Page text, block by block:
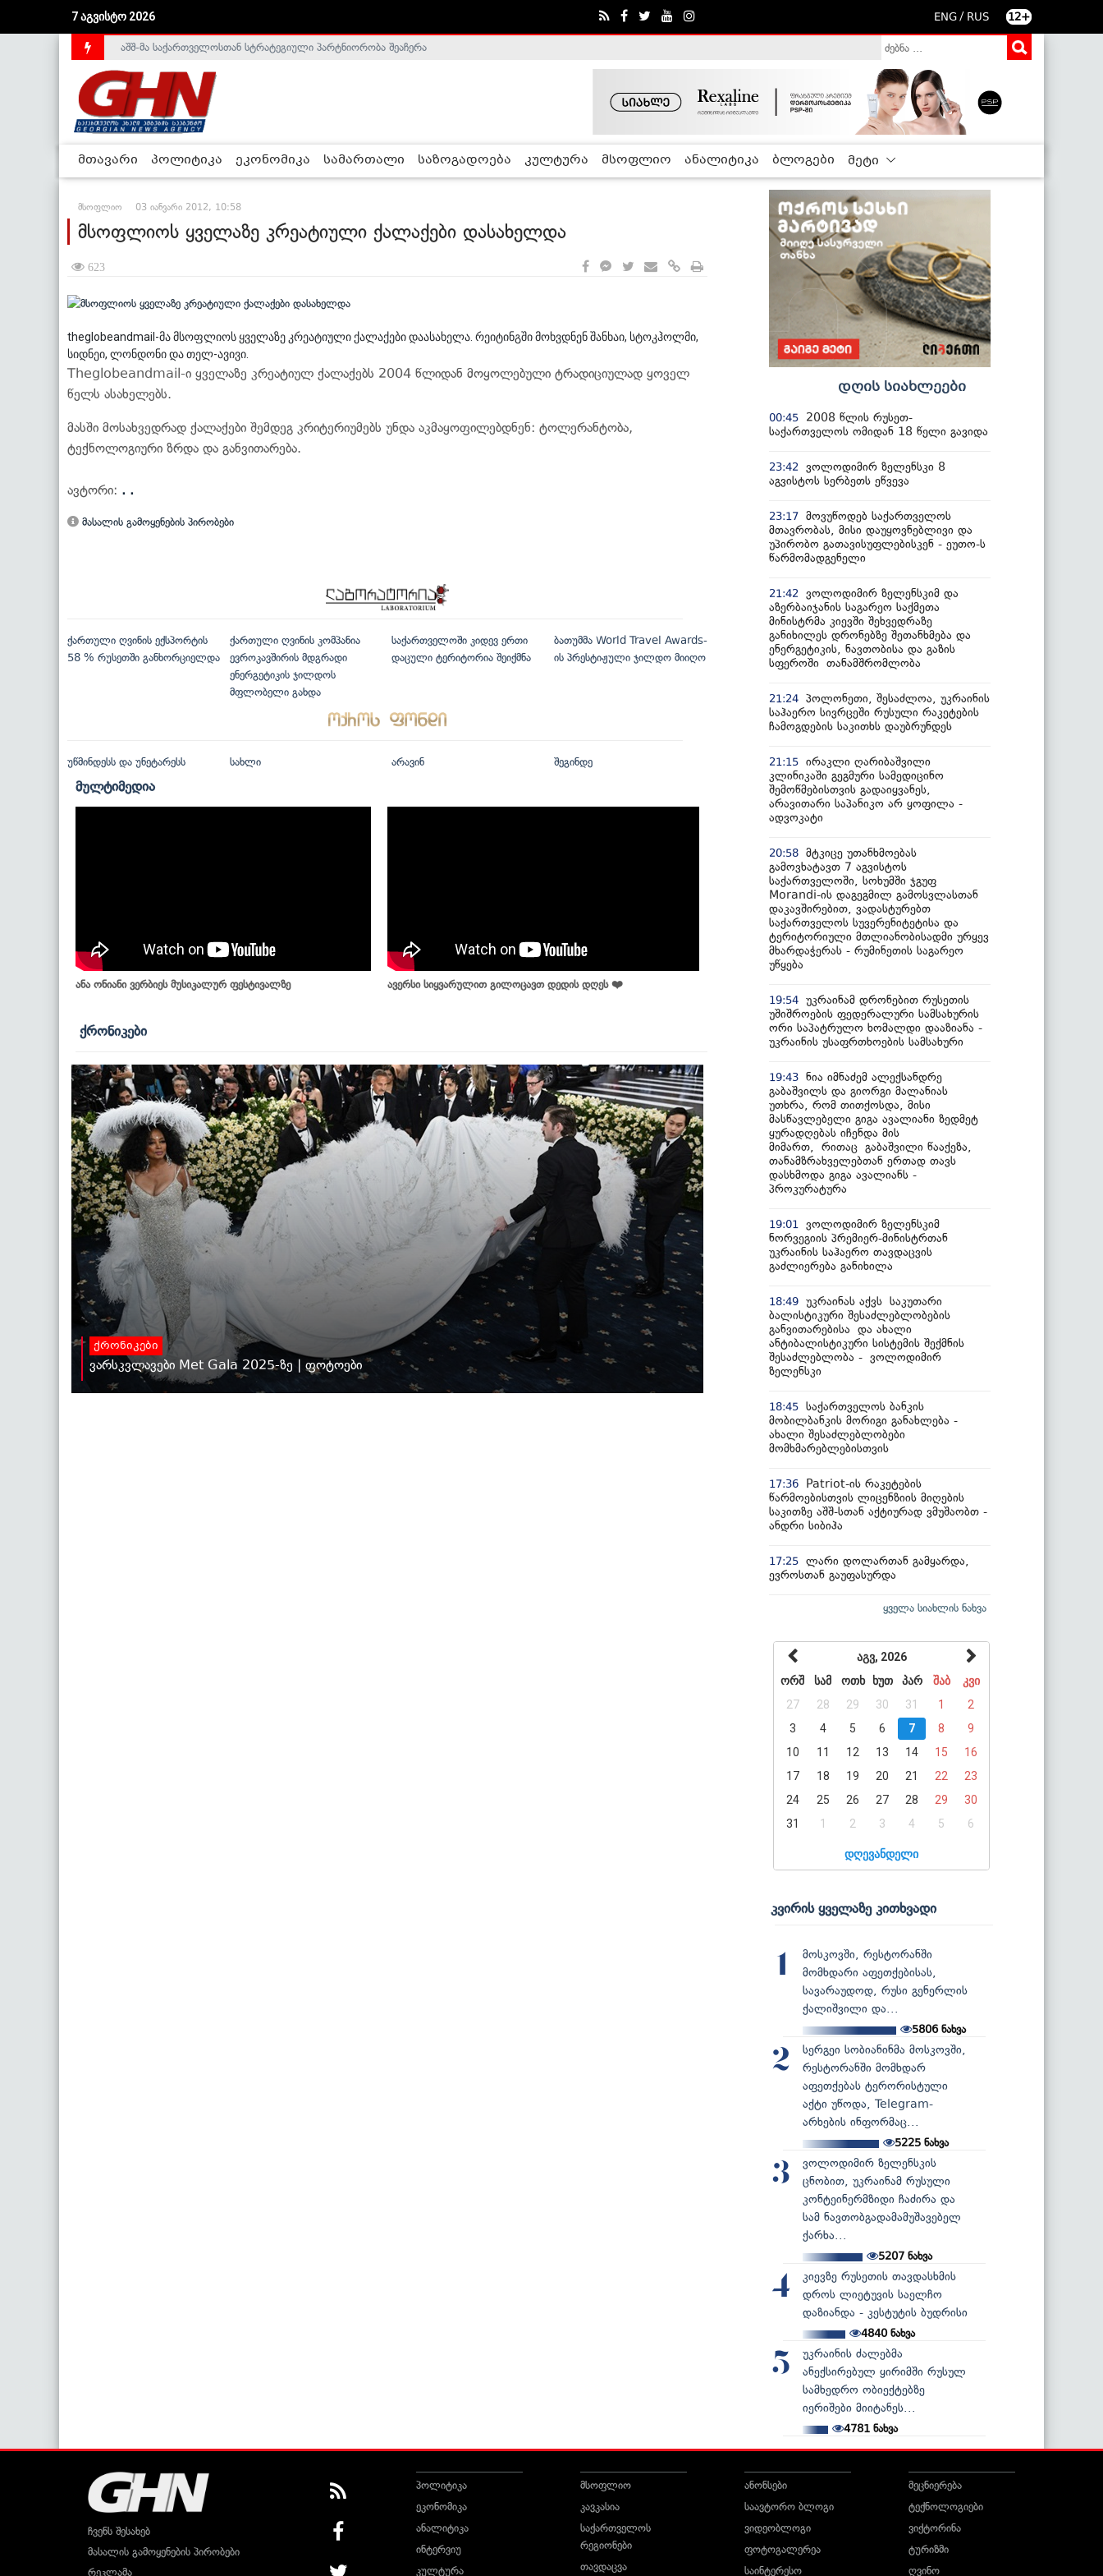
7 აგვისტო 2026 ENG / RUS 12+
საქართველოს დე-ფაქტო მთავრობა არალეგიტიმურია - ჰელსინკის კომისია
აშშ-მა საქართველოსთან სტრატეგიული პარტნიორობა შეაჩერა
მთავარი პოლიტიკა ეკონომიკა სამართალი საზოგადოება კულტურა მსოფლიო ანალიტიკა ბლოგები მეტი
მსოფლიო 03 იანვარი 2012, 10:58
მსოფლიოს ყველაზე კრეატიული ქალაქები დასახელდა
623
theglobeandmail-მა მსოფლიოს ყველაზე კრეატიული ქალაქები დაასახელა. რეიტინგში მოხვდნენ შანხაი, სტოკჰოლმი,
სიდნეი, ლონდონი და თელ-ავივი.
Theglobeandmail-ი ყველაზე კრეატიულ ქალაქებს 2004 წლიდან მოყოლებული ტრადიციულად ყოველ
წელს ასახელებს.
მასში მოსახვედრად ქალაქები შემდეგ კრიტერიუმებს უნდა აკმაყოფილებდნენ: ტოლერანტობა,
ტექნოლოგიური ზრდა და განვითარება.
ავტორი: . .
მასალის გამოყენების პირობები
ქართული ღვინის ექსპორტის
58 % რუსეთში განხორციელდა
ქართული ღვინის კომპანია
ევროკავშირის მდგრადი
ენერგეტიკის ჯილდოს
მფლობელი გახდა
საქართველოში კიდევ ერთი
დაცული ტერიტორია შეიქმნა
ბათუმმა World Travel Awards-
ის პრესტიჟული ჯილდო მიიღო
უწმინდესს და უნეტარესს სახლი არავინ შეგინდე
მულტიმედია
ანა ონიანი ვერბიეს მუსიკალურ ფესტივალზე ავერსი სიყვარულით გილოცავთ დედის დღეს ❤️
ქრონიკები
ქრონიკები
ვარსკვლავები Met Gala 2025-ზე | ფოტოები
დღის სიახლეები
00:45
2008 წლის რუსეთ-
საქართველოს ომიდან 18 წელი გავიდა
23:42
ვოლოდიმირ ზელენსკი 8
აგვისტოს სერბეთს ეწვევა
23:17 მოვუწოდებ საქართველოს
მთავრობას, მისი დაუყოვნებლივი და
უპირობო გათავისუფლებისკენ - ეუთო-ს
წარმომადგენელი
21:42
ვოლოდიმირ ზელენსკიმ და
აზერბაიჯანის საგარეო საქმეთა
მინისტრმა კიევში შეხვედრაზე
განიხილეს დრონებზე შეთანხმება და
ენერგეტიკის, ნავთობისა და გაზის
სფეროში თანამშრომლობა
21:24 პოლონეთი, შესაძლოა, უკრაინის
საჰაერო სივრცეში რუსული რაკეტების
ჩამოგდების საკითხს დაუბრუნდეს
21:15 ირაკლი ღარიბაშვილი
კლინიკაში გეგმური სამედიცინო
შემოწმებისთვის გადაიყვანეს,
არავითარი საპანიკო არ ყოფილა -
ადვოკატი
20:58 მტკიცე უთანხმოებას
გამოვხატავთ 7 აგვისტოს
საქართველოში, სოხუმში ჯგუფ
Morandi-ის დაგეგმილ გამოსვლასთან
დაკავშირებით, ვადასტურებთ
საქართველოს სუვერენიტეტისა და
ტერიტორიული მთლიანობისადმი ურყევ
მხარდაჭერას - რუმინეთის საგარეო
უწყება
19:54 უკრაინამ დრონებით რუსეთის
უშიშროების ფედერალური სამსახურის
ორი საპატრულო ხომალდი დააზიანა -
უკრაინის უსაფრთხოების სამსახური
19:43 ნია იმნაძემ ალექსანდრე
გაბაშვილს და გიორგი მალანიას
უთხრა, რომ თითქოსდა, მისი
მასწავლებელი გიგა ავალიანი ზედმეტ
ყურადღებას იჩენდა მის
მიმართ, რითაც გაბაშვილი წააქეზა,
თანამზრახველებთან ერთად თავს
დასხმოდა გიგა ავალიანს -
პროკურატურა
19:01
ვოლოდიმირ ზელენსკიმ
ნორვეგიის პრემიერ-მინისტრთან
უკრაინის საჰაერო თავდაცვის
გაძლიერება განიხილა
18:49 უკრაინას აქვს საკუთარი
ბალისტიკური შესაძლებლობების
განვითარებისა და ახალი
ანტიბალისტიკური სისტემის შექმნის
შესაძლებლობა - ვოლოდიმირ
ზელენსკი
18:45 საქართველოს ბანკის
მობილბანკის მორიგი განახლება -
ახალი შესაძლებლობები
მომხმარებლებისთვის
17:36
Patriot-ის რაკეტების
წარმოებისთვის ლიცენზიის მიღების
საკითზე აშშ-სთან აქტიურად ვმუშაობთ -
ანდრი სიბიჰა
17:25 ლარი დოლართან გამყარდა,
ევროსთან გაუფასურდა
ყველა სიახლის ნახვა
აგვ, 2026
ორშ
სამ ოთხ ხუთ პარ შაბ
კვი
27
28 29 30 31 1
2
3
4 5 6 7 8
9
10
11 12 13 14 15
16
17
18 19 20 21 22
23
24
25 26 27 28 29
30
31
1 2 3 4 5 6
დღევანდელი
კვირის ყველაზე კითხვადი
1
მოსკოვში, რესტორანში
მომხდარი აფეთქებისას,
სავარაუდოდ, რუსი გენერლის
ქალიშვილი და...
5806ნახვა
2
სერგეი სობიანინმა მოსკოვში,
რესტორანში მომხდარ
აფეთქებას ტერორისტული
აქტი უწოდა, Telegram-
არხების ინფორმაც...
5225 ნახვა
3
ვოლოდიმირ ზელენსკის
ცნობით, უკრაინამ რუსული
კონტეინერმზიდი ჩაძირა და
სამ ნავთობგადამამუშავებელ
ქარხა...
5207ნახვა
4
კიევზე რუსეთის თავდასხმის
დროს ლიეტუვის საელჩო
დაზიანდა - კესტუტის ბუდრისი
4840ნახვა
5
უკრაინის ძალებმა
ანექსირებულ ყირიმში რუსულ
სამხედრო ობიექტებზე
იერიშები მიიტანეს...
4781 ნახვა
ჩვენს შესახებ
მასალის გამოყენების პირობები
რეკლამა
პოლიტიკა
ეკონომიკა
ანალიტიკა
ინტერვიუ
კულტურა
მსოფლიო
კავკასია
საქართველოს
რეგიონები
თავდაცვა
ანონსები
საავტორო ბლოგი
ვიდეობლოგი
ფოტოგალერეა
საინტერესო
მეცნიერება
ტექნოლოგიები
ვიქტორინა
ტურიზმი
ღვინო